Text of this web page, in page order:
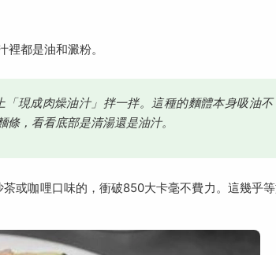
都是油和澱粉。
現成肉燥油汁」拌一拌。這種的麵體本身吸油不
，看看底部是清湯還是油汁。
或咖哩口味的，衝破850大卡毫不費力。這幾乎